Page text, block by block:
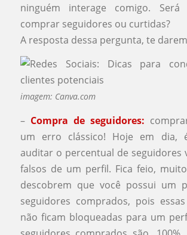
ninguém interage comigo. Será
comprar seguidores ou curtidas?
A resposta dessa pergunta, te
imagem: Canva.com
– Compra de seguidores:
um erro clássico! Hoje em dia,
auditar o percentual de seguidores
falsos de um perfil. Fica feio,
descobrem que você possui um
seguidores comprados, pois
não ficam bloqueadas para um